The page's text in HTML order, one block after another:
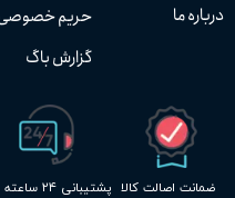
پشتیبانی ۲۴ ساعته ضمانت اصالت کالا
حریم
گزارش باگ
درباره ما